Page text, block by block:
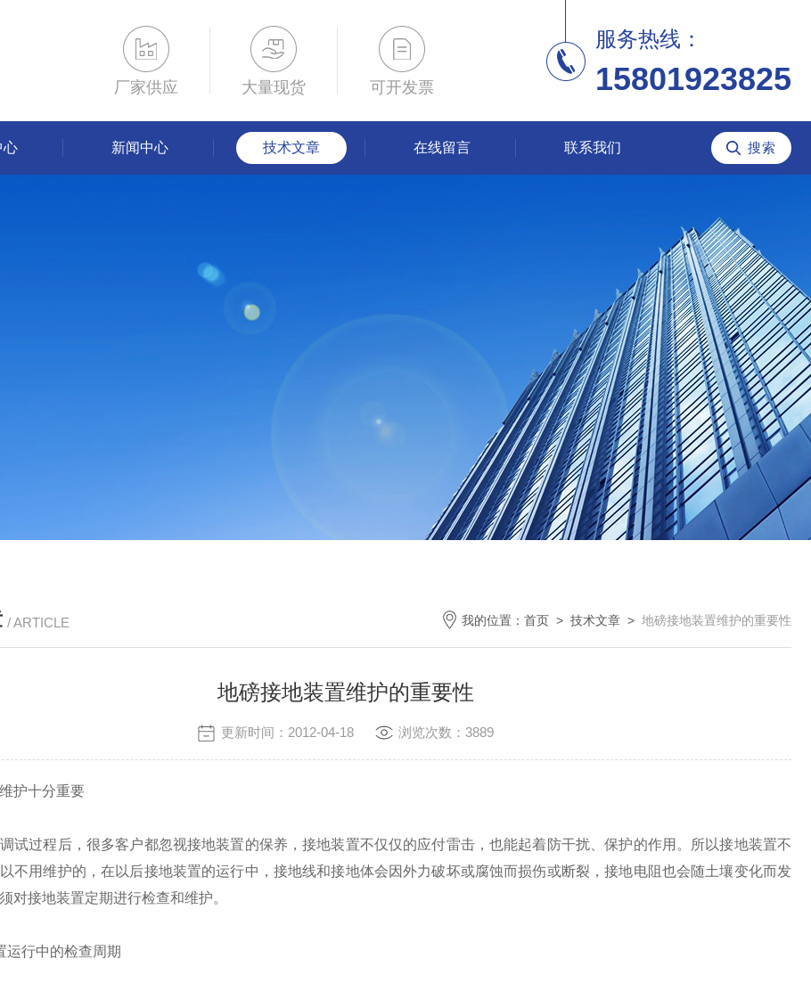
厂家供应 大量现货 可开发票
服务热线：
15801923825
心 新闻中心 技术文章 在线留言 联系我们
/ ARTICLE 我的位置： 首页 > 技术文章 > 地磅接地装置维护的重要性
地磅接地装置维护的重要性
更新时间：2012-04-18 浏览次数：3889
护十分重要
过程后，很多客户都忽视接地装置的保养，接地装置不仅仅的应付雷击，也能起着防干扰、保护的作用。所以接地装置不
不用维护的，在以后接地装置的运行中，接地线和接地体会因外力破坏或腐蚀而损伤或断裂，接地电阻也会随土壤变化而发
对接地装置定期进行检查和维护。
行中的检查周期